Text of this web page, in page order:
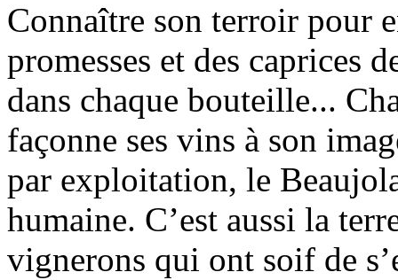
Connaître son terroir pour
promesses et des caprices
dans chaque bouteille...
façonne ses vins à son
par exploitation, le
humaine. C’est aussi la
vignerons qui ont soif de